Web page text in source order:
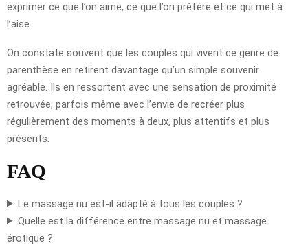
exprimer ce que l’on aime, ce que l’on préfère et ce qui met à
l’aise.
On constate souvent que les couples qui vivent ce genre de
parenthèse en retirent davantage qu’un simple souvenir
agréable. Ils en ressortent avec une sensation de proximité
retrouvée, parfois même avec l’envie de recréer plus
régulièrement des moments à deux, plus attentifs et plus
présents.
FAQ
Le massage nu est-il adapté à tous les couples ?
Quelle est la différence entre massage nu et massage
érotique ?